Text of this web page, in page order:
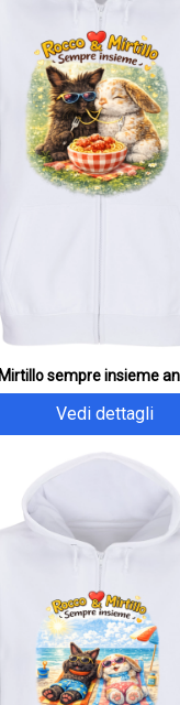
sempre insieme
Vedi dettagli